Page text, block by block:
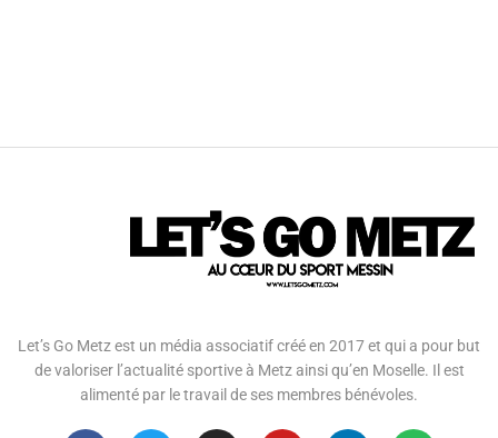
Let’s Go Metz est un média associatif créé en 2017 et qui a pour but
de valoriser l’actualité sportive à Metz ainsi qu’en Moselle. Il est
alimenté par le travail de ses membres bénévoles.